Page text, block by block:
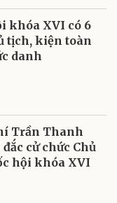
khóa XVI có 6
tịch, kiện toàn
danh
Trần Thanh
cử chức Chủ
hội khóa XVI